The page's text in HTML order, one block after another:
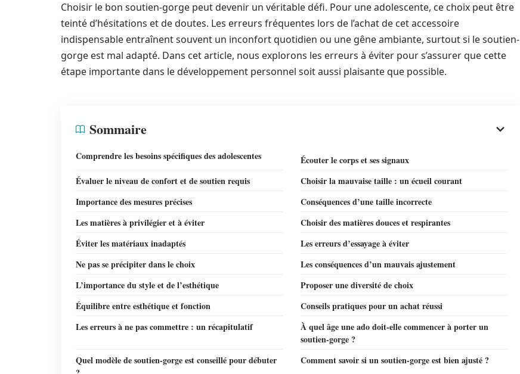
Choisir le bon soutien-gorge peut devenir un véritable défi. Pour une adolescente, ce choix peut être
teinté d’hésitations et de doutes. Les erreurs fréquentes lors de l’achat de cet accessoire
indispensable entraînent souvent un inconfort quotidien ou une gêne ambiante, surtout si le soutien-
gorge est mal adapté. Dans cet article, nous explorons les erreurs à éviter pour s’assurer que cette
étape importante dans le développement personnel soit aussi plaisante que possible.
Sommaire
Comprendre les besoins spécifiques des adolescentes
Écouter le corps et ses signaux
Évaluer le niveau de confort et de soutien requis
Choisir la mauvaise taille : un écueil courant
Importance des mesures précises
Conséquences d’une taille incorrecte
Les matières à privilégier et à éviter
Choisir des matières douces et respirantes
Éviter les matériaux inadaptés
Les erreurs d’essayage à éviter
Ne pas se précipiter dans le choix
Les conséquences d’un mauvais ajustement
L’importance du style et de l’esthétique
Proposer une diversité de choix
Équilibre entre esthétique et fonction
Conseils pratiques pour un achat réussi
Les erreurs à ne pas commettre : un récapitulatif
À quel âge une ado doit-elle commencer à porter un
soutien-gorge ?
Quel modèle de soutien-gorge est conseillé pour débuter
Comment savoir si un soutien-gorge est bien ajusté ?